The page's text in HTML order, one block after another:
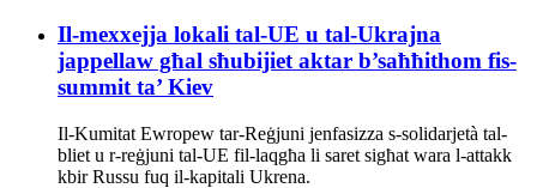
Il-mexxejja lokali tal-UE u tal-Ukrajna
jappellaw għal sħubijiet aktar b’saħħithom fis-
summit ta’ Kiev
Il-Kumitat Ewropew tar-Reġjuni jenfasizza s-solidarjetà tal-
bliet u r-reġjuni tal-UE fil-laqgħa li saret sigħat wara l-attakk
kbir Russu fuq il-kapitali Ukrena.